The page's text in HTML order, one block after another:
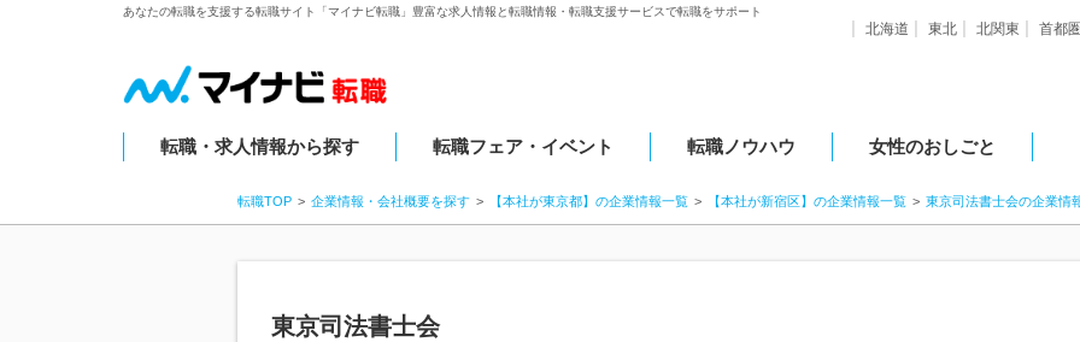
あなたの転職を支援する転職サイト「マイナビ転職」豊富な求人情報と転職情報・転職支援サービスで転職をサポート
北海道 東北 北関東 首都
転職・求人情報から探す 転職フェア・イベント 転職ノウハウ 女性のおしごと
転職TOP 企業情報・会社概要を探す 【本社が東京都】の企業情報一覧 【本社が新宿区】の企業情報一覧 東京司法書士会の企業情
東京司法書士会